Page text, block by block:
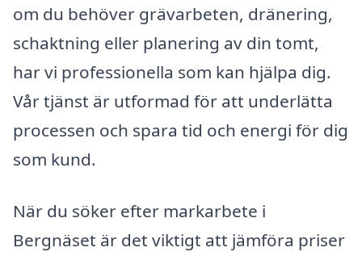
om du behöver grävarbeten, dränering,
schaktning eller planering av din tomt,
har vi professionella som kan hjälpa dig.
Vår tjänst är utformad för att underlätta
processen och spara tid och energi för dig
som kund.
När du söker efter markarbete i
Bergnäset är det viktigt att jämföra priser